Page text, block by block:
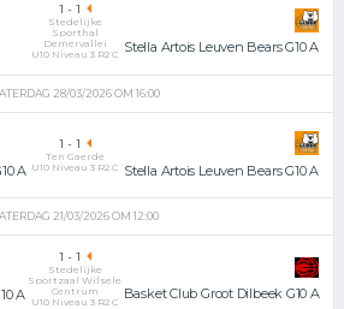
1 - 1
Stedelijke
Sporthal
Demervallei
U10 Niveau 3 R2 C Stella Artois Leuven Bears G10 A
28/03/2026 OM 16:00
A
1 - 1
Ten Gaerde
U10 Niveau 3 R2 C Stella Artois Leuven Bears G10 A
21/03/2026 OM 12:00
A
1 - 1
Stedelijke
Sportzaal Wilsele
Centrum
U10 Niveau 3 R2 C Basket Club Groot Dilbeek G10 A